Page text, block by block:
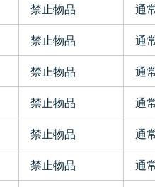
禁止物品
通
禁止物品
通
禁止物品
通
禁止物品
通
禁止物品
通
禁止物品
通